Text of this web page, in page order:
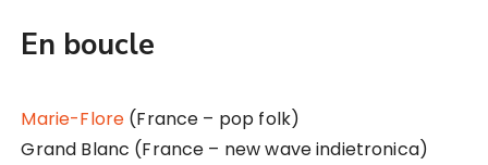
En boucle
Marie-Flore (France – pop folk)
Grand Blanc (France – new wave indietronica)